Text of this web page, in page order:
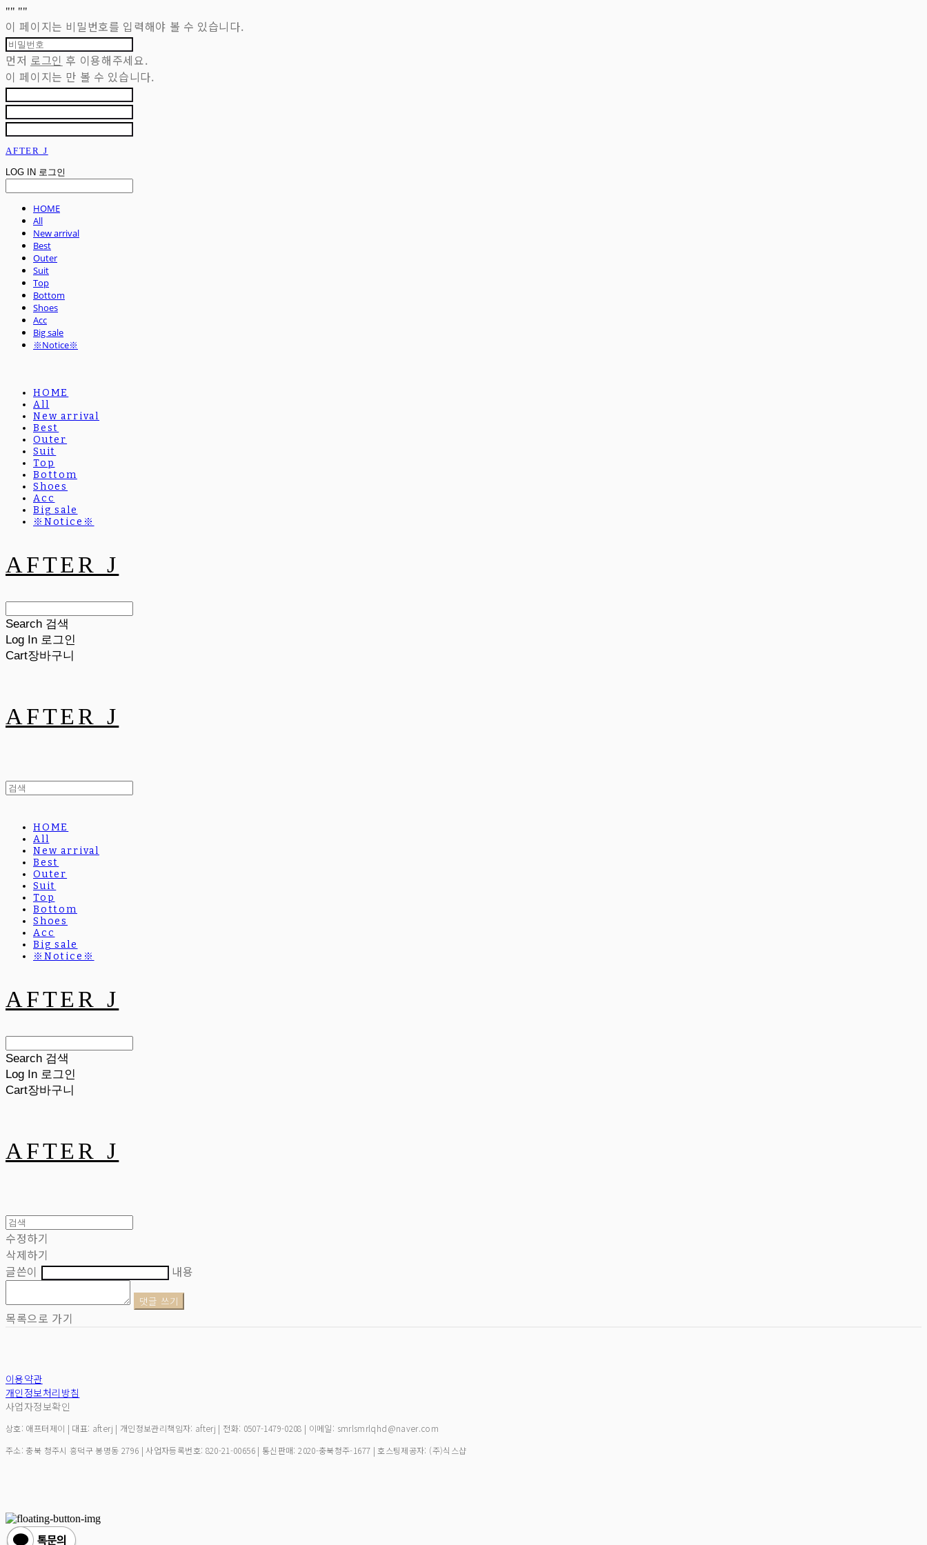
"" ""
이 페이지는 비밀번호를 입력해야 볼 수 있습니다.
먼저 로그인 후 이용해주세요.
이 페이지는 만 볼 수 있습니다.
AFTER J
LOG IN 로그인
HOME
All
New arrival
Best
Outer
Suit
Top
Bottom
Shoes
Acc
Big sale
※Notice※
HOME
All
New arrival
Best
Outer
Suit
Top
Bottom
Shoes
Acc
Big sale
※Notice※
AFTER J
Search 검색
Log In 로그인
Cart장바구니
AFTER J
HOME
All
New arrival
Best
Outer
Suit
Top
Bottom
Shoes
Acc
Big sale
※Notice※
AFTER J
Search 검색
Log In 로그인
Cart장바구니
AFTER J
수정하기
삭제하기
글쓴이
내용
댓글 쓰기
목록으로 가기
이용약관
개인정보처리방침
사업자정보확인
상호: 애프터제이 | 대표: afterj | 개인정보관리책임자: afterj | 전화: 0507-1479-0208 | 이메일: smrlsmrlqhd@naver.com
주소: 충북 청주시 흥덕구 봉명동 2796 | 사업자등록번호: 820-21-00656| 통신판매:2020-충북청주-1677 | 호스팅제공자: (주)식스샵